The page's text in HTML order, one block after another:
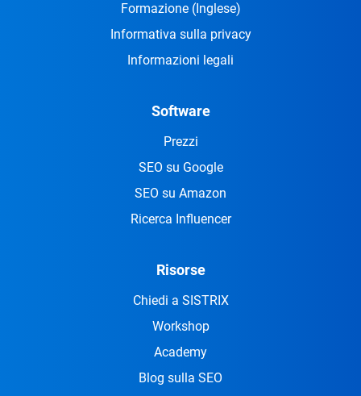
Formazione (Inglese)
Informativa sulla privacy
Informazioni legali
Software
Prezzi
SEO su Google
SEO su Amazon
Ricerca Influencer
Risorse
Chiedi a SISTRIX
Workshop
Academy
Blog sulla SEO